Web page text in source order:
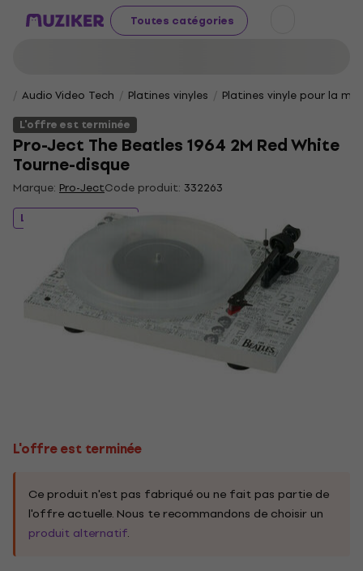
Toutes catégories
Audio Video Tech Platines vinyles
Platines vinyle pour la
L'offre est terminée
Pro-Ject The Beatles 1964 2M Red White
Tourne-disque
Marque: Pro-JectCode produit: 332263
L'offre est terminée
L'offre est terminée
Ce produit n'est pas fabriqué ou ne fait pas partie de
l'offre actuelle. Nous te recommandons de choisir un
produit alternatif.